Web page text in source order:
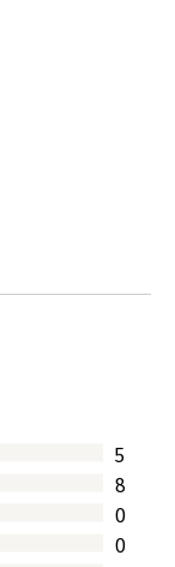
5
8
0
0